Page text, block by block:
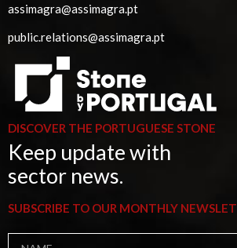
assimagra@assimagra.pt
public.relations@assimagra.pt
DISCOVER THE PORTUGUESE STONE
Keep update with
sector news.
SUBSCRIBE TO OUR MONTHLY